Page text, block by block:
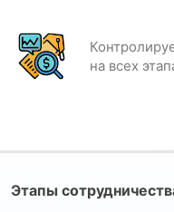
на всех
Этапы